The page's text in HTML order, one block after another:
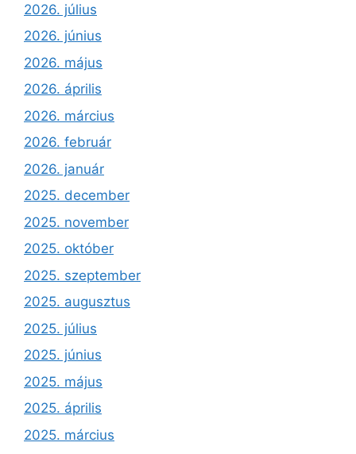
2026. július
2026. június
2026. május
2026. április
2026. március
2026. február
2026. január
2025. december
2025. november
2025. október
2025. szeptember
2025. augusztus
2025. július
2025. június
2025. május
2025. április
2025. március